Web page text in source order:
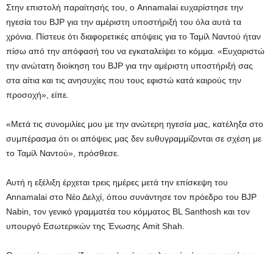
Στην επιστολή παραίτησής του, ο Annamalai ευχαρίστησε την
ηγεσία του BJP για την αμέριστη υποστήριξή του όλα αυτά τα
χρόνια. Πίστευε ότι διαφορετικές απόψεις για το Ταμίλ Ναντού ήταν
πίσω από την απόφασή του να εγκαταλείψει το κόμμα. «Ευχαριστώ
την ανώτατη διοίκηση του BJP για την αμέριστη υποστήριξή σας
στα αίτια και τις ανησυχίες που τους εφιστώ κατά καιρούς την
προσοχή», είπε.
«Μετά τις συνομιλίες μου με την ανώτερη ηγεσία μας, κατέληξα στο
συμπέρασμα ότι οι απόψεις μας δεν ευθυγραμμίζονται σε σχέση με
το Ταμίλ Ναντού», πρόσθεσε.
Αυτή η εξέλιξη έρχεται τρεις ημέρες μετά την επίσκεψη του
Annamalai στο Νέο Δελχί, όπου συνάντησε τον πρόεδρο του BJP
Nabin, τον γενικό γραμματέα του κόμματος BL Santhosh και τον
υπουργό Εσωτερικών της Ένωσης Amit Shah.